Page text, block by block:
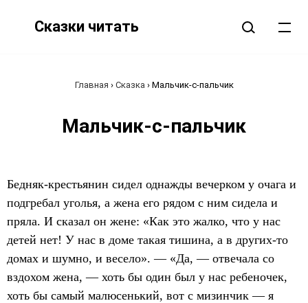
Сказки читать
Главная › Сказка › Мальчик-с-пальчик
Мальчик-с-пальчик
Бедняк-крестьянин сидел однажды вечерком у очага и
подгребал уголья, а жена его рядом с ним сидела и
пряла. И сказал он жене: «Как это жалко, что у нас
детей нет! У нас в доме такая тишина, а в других-то
домах и шумно, и весело». — «Да, — отвечала со
вздохом жена, — хоть бы один был у нас ребеночек,
хоть бы самый малюсенький, вот с мизинчик — я